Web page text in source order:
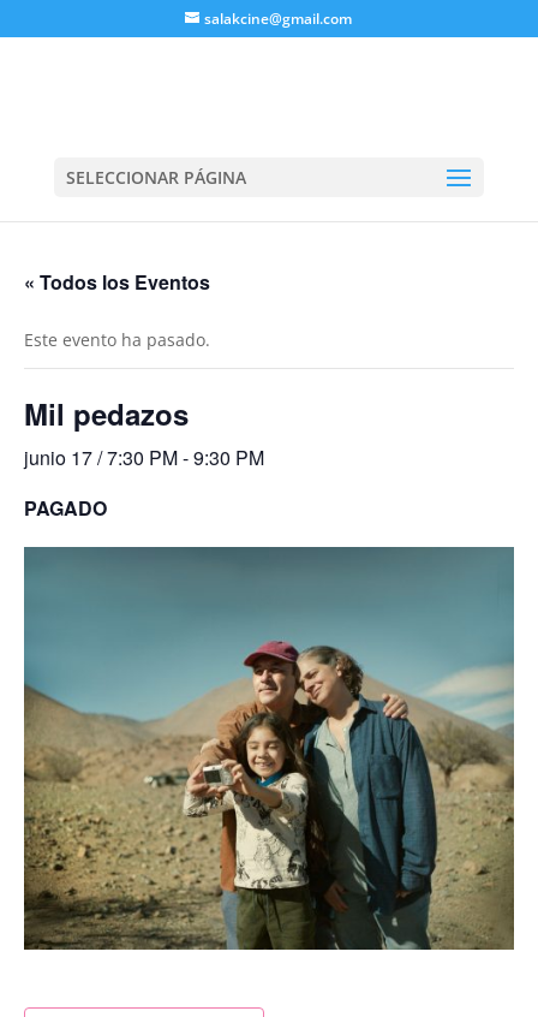
salakcine@gmail.com
SELECCIONAR PÁGINA
« Todos los Eventos
Este evento ha pasado.
Mil pedazos
junio 17 / 7:30 PM-9:30 PM
PAGADO